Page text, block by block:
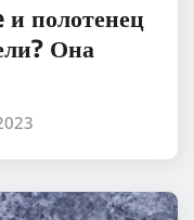
полотенец
Она